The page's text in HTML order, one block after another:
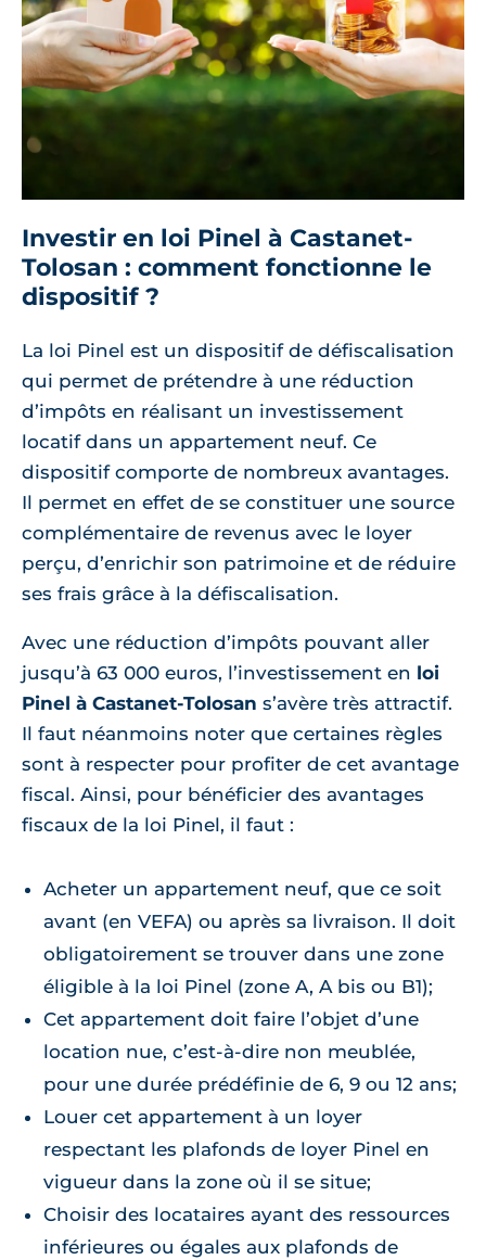
Investir en loi Pinel à Castanet-
Tolosan : comment fonctionne le
dispositif ?
La loi Pinel est un dispositif de défiscalisation
qui permet de prétendre à une réduction
d’impôts en réalisant un investissement
locatif dans un appartement neuf. Ce
dispositif comporte de nombreux avantages.
Il permet en effet de se constituer une source
complémentaire de revenus avec le loyer
perçu, d’enrichir son patrimoine et de réduire
ses frais grâce à la défiscalisation.
Avec une réduction d’impôts pouvant aller
jusqu’à 63 000 euros, l’investissement en loi
Pinel à Castanet-Tolosan s’avère très attractif.
Il faut néanmoins noter que certaines règles
sont à respecter pour profiter de cet avantage
fiscal. Ainsi, pour bénéficier des avantages
fiscaux de la loi Pinel, il faut :
Acheter un appartement neuf, que ce soit
avant (en VEFA) ou après sa livraison. Il doit
obligatoirement se trouver dans une zone
éligible à la loi Pinel (zone A, A bis ou B1);
Cet appartement doit faire l’objet d’une
location nue, c’est-à-dire non meublée,
pour une durée prédéfinie de 6, 9 ou 12 ans;
Louer cet appartement à un loyer
respectant les plafonds de loyer Pinel en
vigueur dans la zone où il se situe;
Choisir des locataires ayant des ressources
inférieures ou égales aux plafonds de